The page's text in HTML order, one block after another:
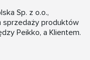
Sp. z o.o.,
sprzedaży produktów
Peikko, a Klientem.